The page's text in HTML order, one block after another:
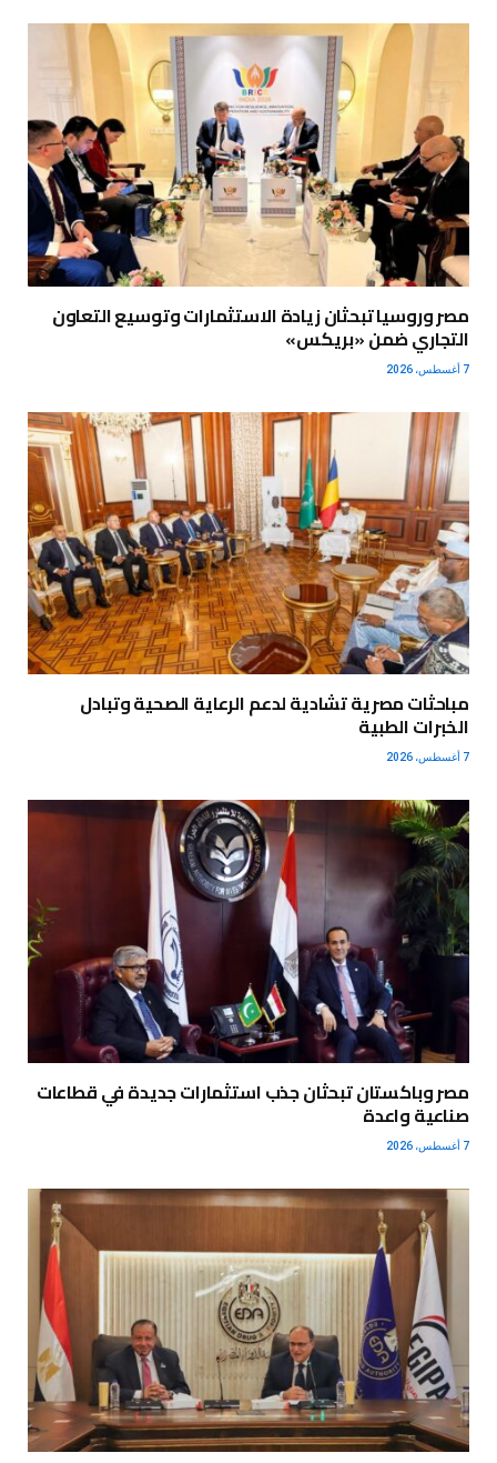
مصر وروسيا تبحثان زيادة الاستثمارات وتوسيع التعاون
التجاري ضمن «بريكس»
7 أغسطس، 2026
مباحثات مصرية تشادية لدعم الرعاية الصحية وتبادل
الخبرات الطبية
7 أغسطس، 2026
مصر وباكستان تبحثان جذب استثمارات جديدة في قطاعات
صناعية واعدة
7 أغسطس، 2026